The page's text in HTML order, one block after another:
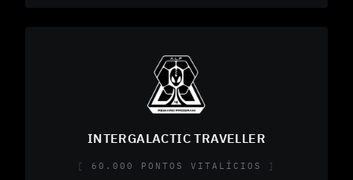
INTERGALACTIC TRAVELLER
60.000 PONTOS VITALÍCIOS